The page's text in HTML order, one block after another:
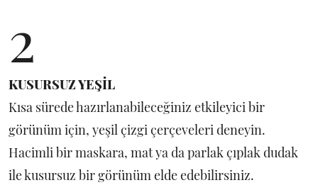
2
KUSURSUZ YEŞİL
Kısa sürede hazırlanabileceğiniz etkileyici bir
görünüm için, yeşil çizgi çerçeveleri deneyin.
Hacimli bir maskara, mat ya da parlak çıplak dudak
ile kusursuz bir görünüm elde edebilirsiniz.